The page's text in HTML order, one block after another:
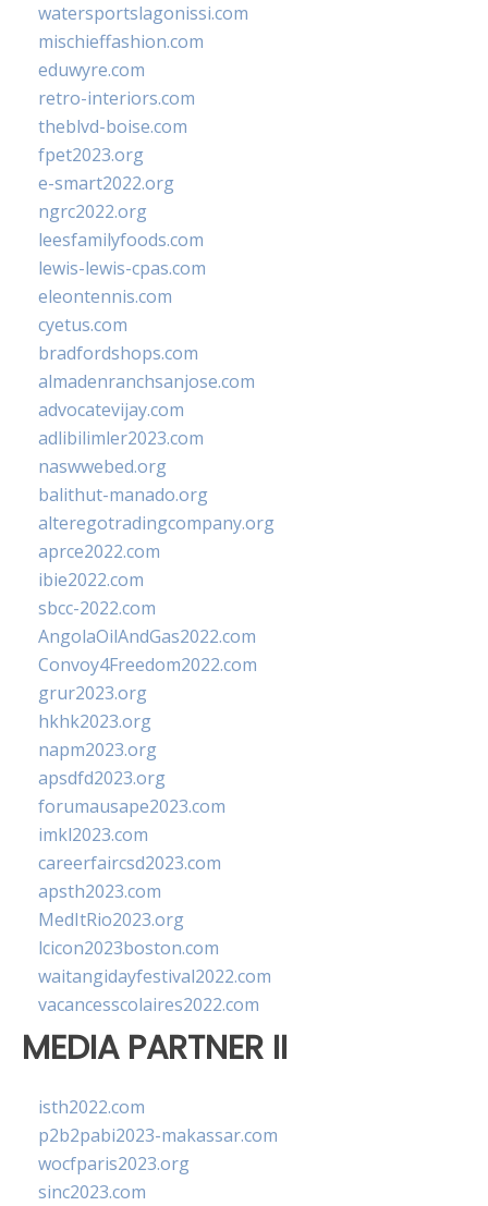
watersportslagonissi.com
mischieffashion.com
eduwyre.com
retro-interiors.com
theblvd-boise.com
fpet2023.org
e-smart2022.org
ngrc2022.org
leesfamilyfoods.com
lewis-lewis-cpas.com
eleontennis.com
cyetus.com
bradfordshops.com
almadenranchsanjose.com
advocatevijay.com
adlibilimler2023.com
naswwebed.org
balithut-manado.org
alteregotradingcompany.org
aprce2022.com
ibie2022.com
sbcc-2022.com
AngolaOilAndGas2022.com
Convoy4Freedom2022.com
grur2023.org
hkhk2023.org
napm2023.org
apsdfd2023.org
forumausape2023.com
imkl2023.com
careerfaircsd2023.com
apsth2023.com
MedItRio2023.org
lcicon2023boston.com
waitangidayfestival2022.com
vacancesscolaires2022.com
MEDIA PARTNER II
isth2022.com
p2b2pabi2023-makassar.com
wocfparis2023.org
sinc2023.com